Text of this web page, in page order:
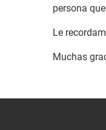
persona
Le
Muchas